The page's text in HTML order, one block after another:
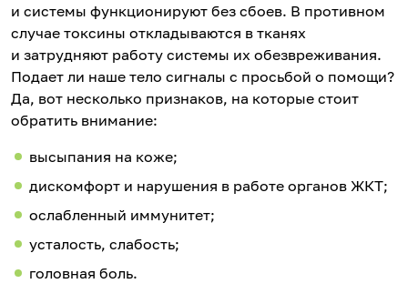
и системы функционируют без сбоев. В противном
случае токсины откладываются в тканях
и затрудняют работу системы их обезвреживания.
Подает ли наше тело сигналы с просьбой о помощи?
Да, вот несколько признаков, на которые стоит
обратить внимание:
высыпания на коже;
дискомфорт и нарушения в работе органов ЖКТ;
ослабленный иммунитет;
усталость, слабость;
головная боль.